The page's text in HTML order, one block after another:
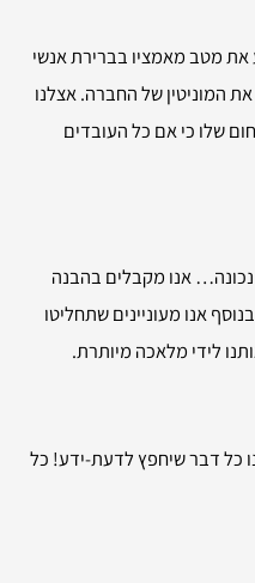
מטב מאמציו בברירת אנשי
המוניטין של החברה. אצלנו
שלו כי אם כל העובדים
אנו מקבלים בהבנה
אנו מעוניינים שתחליטו
לידי מלאכה מיותרת.
כל דבר שיחפץ לדעת-ידע! כל